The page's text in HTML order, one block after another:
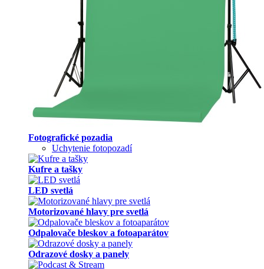
Fotografické pozadia
Uchytenie fotopozadí
Kufre a tašky
LED svetlá
Motorizované hlavy pre svetlá
Odpalovače bleskov a fotoaparátov
Odrazové dosky a panely